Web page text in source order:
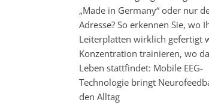
„Made in Germany“ oder nur
Adresse? So erkennen Sie, wo
Leiterplatten wirklich gefertigt
Konzentration trainieren, wo
Leben stattfindet: Mobile EEG-
Technologie bringt
den Alltag